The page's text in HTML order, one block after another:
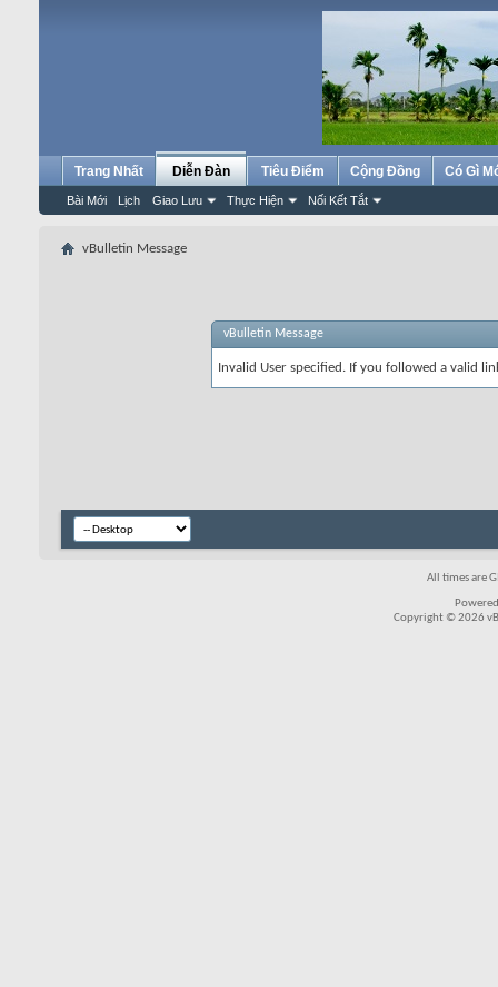
Trang Nhất Diễn Đàn
Bài Mới Lịch Giao Lưu Thực Hiện Nối Kết Tắt
Tiêu Điểm Cộng Đồng Có Gì
vBulletin Message
vBulletin Message
Invalid User specified. If you followed a valid
All times are
Copyright © 2026